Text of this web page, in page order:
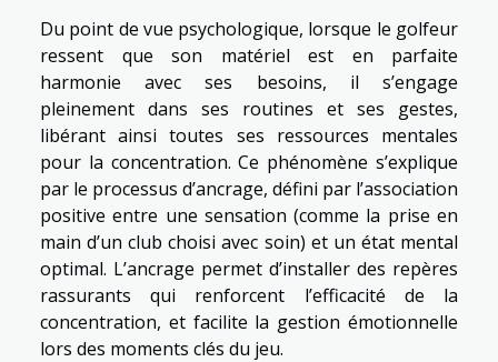
Du point de vue psychologique, lorsque le golfeur
ressent que son matériel est en parfaite
harmonie avec ses besoins, il s’engage
pleinement dans ses routines et ses gestes,
libérant ainsi toutes ses ressources mentales
pour la concentration. Ce phénomène s’explique
par le processus d’ancrage, défini par l’association
positive entre une sensation (comme la prise en
main d’un club choisi avec soin) et un état mental
optimal. L’ancrage permet d’installer des repères
rassurants qui renforcent l’efficacité de la
concentration, et facilite la gestion émotionnelle
lors des moments clés du jeu.